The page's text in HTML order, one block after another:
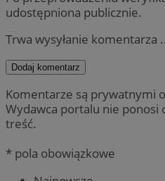
udostępniona publicznie.
Trwa wysyłanie komentarza
Dodaj komentarz
Komentarze są prywatnymi
Wydawca portalu nie ponosi
treść.
* pola obowiązkowe